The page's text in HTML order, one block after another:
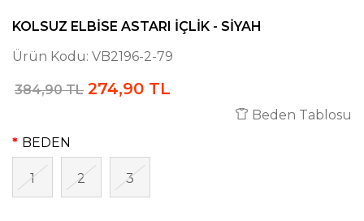
KOLSUZ ELBISE ASTARI İÇLIK - SIYAH
Ürün Kodu: VB2196-2-79
384,90 TL 274,90 TL
Beden Tablosu
BEDEN
1 2 3